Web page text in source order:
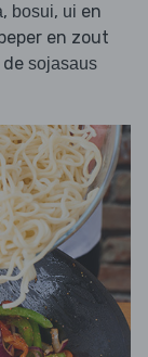
, bosui, ui en
en zout
de sojasaus